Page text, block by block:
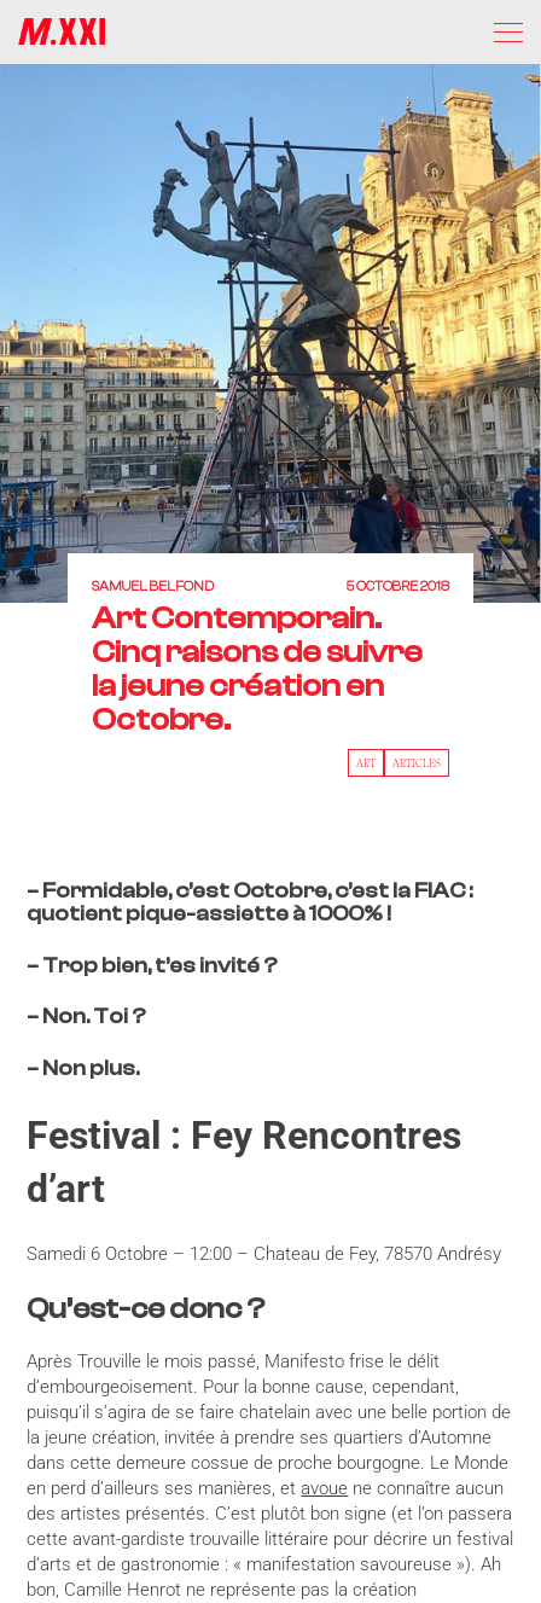
SAMUEL BELFOND 5 OCTOBRE 2018
Art Contemporain.
Cinq raisons de suivre
la jeune création en
Octobre.
ART ARTICLES
– Formidable, c’est Octobre, c’est la FIAC :
quotient pique-assiette à 1000% !
– Trop bien, t’es invité ?
– Non. Toi ?
– Non plus.
Festival : Fey Rencontres
d’art
Samedi 6 Octobre – 12:00 – Chateau de Fey, 78570 Andrésy
Qu’est-ce donc ?
Après Trouville le mois passé, Manifesto frise le délit
d’embourgeoisement. Pour la bonne cause, cependant,
puisqu’il s’agira de se faire chatelain avec une belle portion de
la jeune création, invitée à prendre ses quartiers d’Automne
dans cette demeure cossue de proche bourgogne. Le Monde
en perd d’ailleurs ses manières, etavoue ne connaître aucun
des artistes présentés. C’est plutôt bon signe (et l’on passera
cette avant-gardiste trouvaille littéraire pour décrire un festival
d’arts et de gastronomie : « manifestation savoureuse »). Ah
bon, Camille Henrot ne représente pas la création